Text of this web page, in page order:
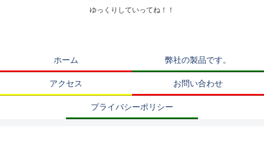
ゆっくりしていってね！！
ホーム 弊社の製品です。
アクセス お問い合わせ
プライバシーポリシー